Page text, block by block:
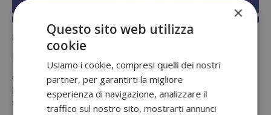
Cashback Scottonelle Conad 2026:
rimborso del 50% della spesa
Arriva il un nuovo cashback sulla carta igienica Scottonelle nei
punti vendita Conad aderenti: acquistando due confezioni puoi
richiedere il…
×
Questo sito web utilizza
cookie
Usiamo i cookie, compresi quelli dei nostri
partner, per garantirti la migliore
esperienza di navigazione, analizzare il
traffico sul nostro sito, mostrarti annunci